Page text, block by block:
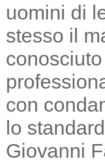
uomini di
stesso il
con
lo
Giovanni